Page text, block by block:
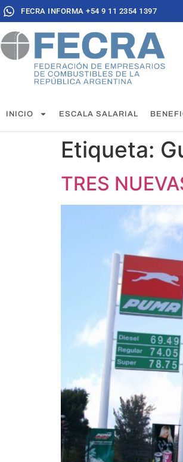
FECRA INFORMA +54 9 11 2354 1397
INICIO ESCALA SALARIAL
Etiqueta:
TRES